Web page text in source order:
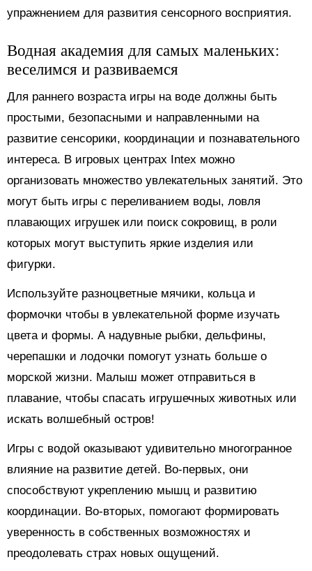
упражнением для развития сенсорного восприятия.
Водная академия для самых маленьких:
веселимся и развиваемся
Для раннего возраста игры на воде должны быть
простыми, безопасными и направленными на
развитие сенсорики, координации и познавательного
интереса. В игровых центрах Intex можно
организовать множество увлекательных занятий. Это
могут быть игры с переливанием воды, ловля
плавающих игрушек или поиск сокровищ, в роли
которых могут выступить яркие изделия или
фигурки.
Используйте разноцветные мячики, кольца и
формочки чтобы в увлекательной форме изучать
цвета и формы. А надувные рыбки, дельфины,
черепашки и лодочки помогут узнать больше о
морской жизни. Малыш может отправиться в
плавание, чтобы спасать игрушечных животных или
искать волшебный остров!
Игры с водой оказывают удивительно многогранное
влияние на развитие детей. Во-первых, они
способствуют укреплению мышц и развитию
координации. Во-вторых, помогают формировать
уверенность в собственных возможностях и
преодолевать страх новых ощущений.